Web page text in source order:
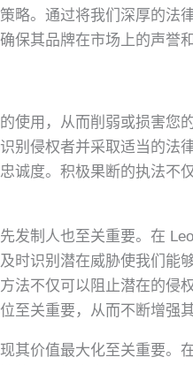
略。通过将我们深厚的法
保其品牌在市场上的声誉和
使用，从而削弱或损害您
侵权者并采取适当的法
诚度。积极果断的执法不
发制人也至关重要。在
时识别潜在威胁使我们能
法不仅可以阻止潜在的侵
至关重要，从而不断增强其
价值最大化至关重要。